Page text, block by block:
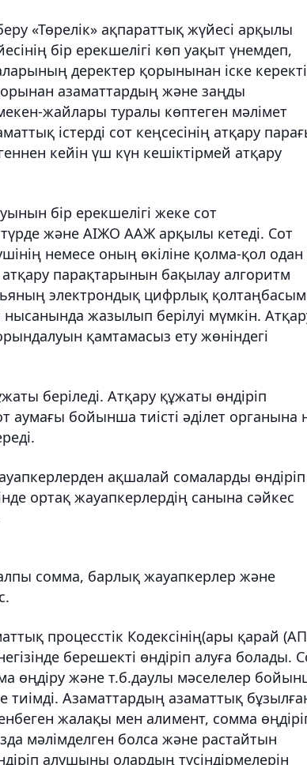
«Төрелік» ақпараттық жүйесі арқылы
бір ерекшелігі көп уақыт үнемдеп,
деректер қорынынан іске керекті
азаматтардың және заңды
жайлары туралы көптеген мәлімет
істерді сот кеңсесінің атқару
кейін үш күн кешіктірмей атқару
бір ерекшелігі жеке сот
және АІЖО ААЖ арқылы кетеді. Сот
немесе оның өкіліне қолма-қол одан
атқару парақтарынын бақылау алгоритм
электрондық цифрлық
жазылып берілуі мүмкін.
қамтамасыз ету жөнiндегі
берiледi. Атқару құжаты өндіріп
бойынша тиісті әділет органына
ақшалай сомаларды өндіріп
ортақ жауапкерлердің санына сәйкес
сомма, барлық жауапкерлер және
процесстік Кодексінің(ары қарай
берешекті өндіріп алуға болады.
өңдіру және т.б.даулы мәселелер
тиімді. Азаматтардың азаматтық
жалақы мен алимент, сомма
мәлімделген болса және растайтын
алушыны олардың түсіндірмелерін